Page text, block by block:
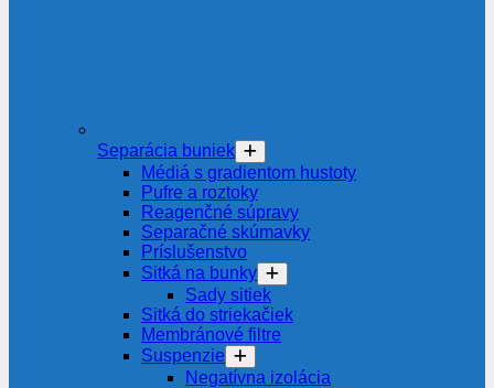
Separácia buniek
Médiá s gradientom hustoty
Pufre a roztoky
Reagenčné súpravy
Separačné skúmavky
Príslušenstvo
Sitká na bunky
Sady sitiek
Sitká do striekačiek
Membránové filtre
Suspenzie
Negatívna izolácia